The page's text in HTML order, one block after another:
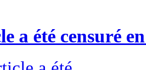
a été censuré